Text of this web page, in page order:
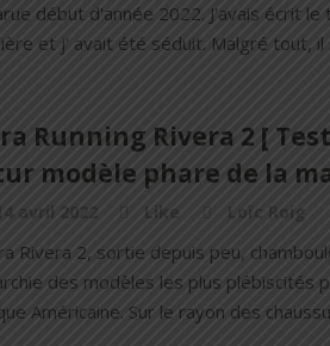
début d'année 2022. J'avais écrit
et j' avait été séduit. Malgré tout, il
Running Rivera 2 [
modèle phare de la
avril 2022 Like Loïc Roig
Rivera 2, sortie depuis peu,
des modèles les plus plébiscités
Américaine. Sur le rayon des